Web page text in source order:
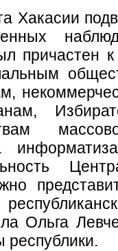
Хакасии
причастен
Ольга